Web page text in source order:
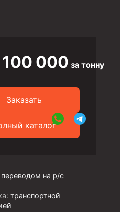
100 000 за тонну
Заказать
каталог
переводом на р/с
транспортной